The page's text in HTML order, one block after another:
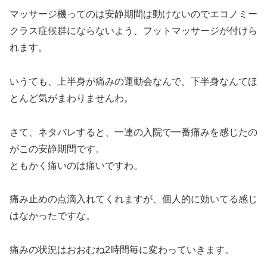
マッサージ機ってのは安静期間は動けないのでエコノミー
クラス症候群にならないよう、フットマッサージが付けら
れます。
いうても、上半身が痛みの運動会なんで、下半身なんてほ
とんど気がまわりませんわ。
さて、ネタバレすると、一連の入院で一番痛みを感じたの
がこの安静期間です。
ともかく痛いのは痛いですわ。
痛み止めの点滴入れてくれますが、個人的に効いてる感じ
はなかったですな。
痛みの状況はおおむね2時間毎に変わっていきます。